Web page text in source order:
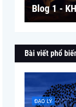
Blog 1 -
Bài viết phổ
ĐẠO LÝ